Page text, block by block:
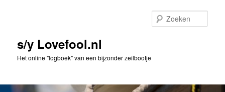
inhoud
inhouds/y Lovefool.nl
Het online "logboek" van een bijzonder zeilbootje